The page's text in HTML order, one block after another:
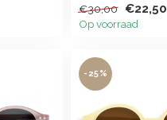
€30,00 €22,50
Op voorraad
-25%